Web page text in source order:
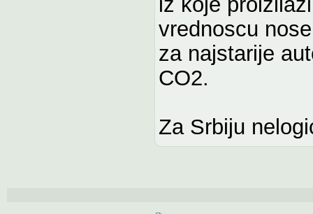
vrednoscu
za najstarije
CO2.
Za Srbiju